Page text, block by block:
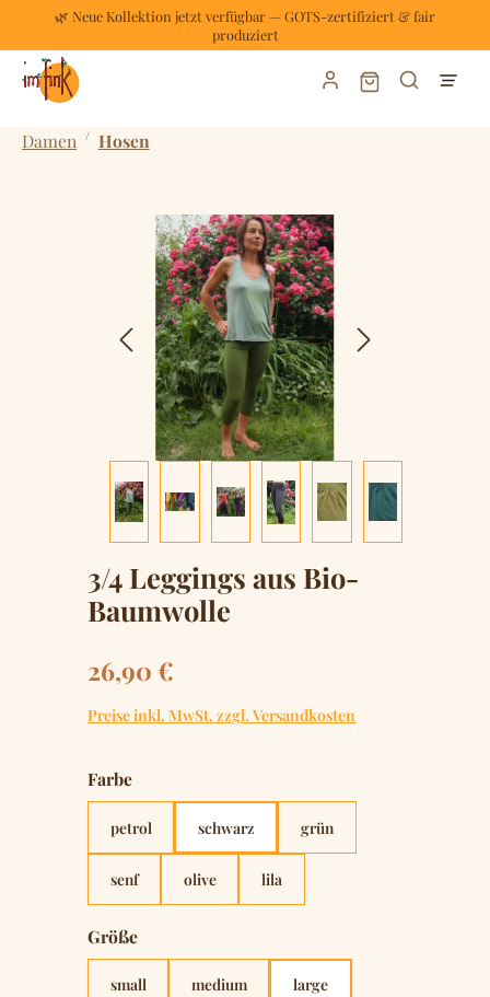
Zum Hauptinhalt springen
🌿 Neue Kollektion jetzt verfügbar — GOTS-zertifiziert & fair
produziert
Warenkorb
Damen / Hosen
Bildergalerie überspringen
3/4 Leggings aus Bio-
Baumwolle
Regulärer Preis:
26,90 €
Preise inkl. MwSt. zzgl. Versandkosten
Farbeauswählen
petrol schwarz grün
senf olive lila
Größeauswählen
small medium large